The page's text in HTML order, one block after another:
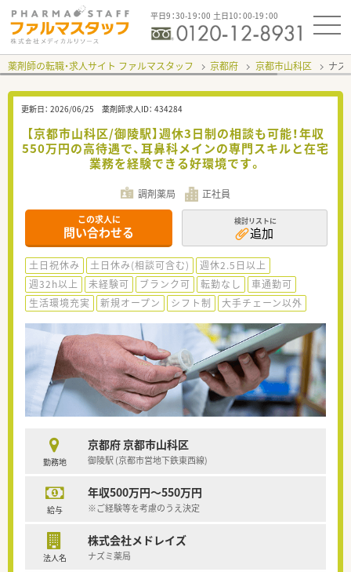
平日9：30-19：00 土日10：00-19：00
薬剤師の転職・求人サイト ファルマスタッフ 京都府 京都市山科区 ナズ
更新日： 2026/06/25 薬剤師求人ID： 434284
【京都市山科区/御陵駅】週休3日制の相談も可能！年収
550万円の高待遇で、耳鼻科メインの専門スキルと在宅
業務を経験できる好環境です。
調剤薬局 正社員
この求人に
問い合わせる
検討リストに
追加
土日祝休み 土日休み(相談可含む)
週休2.5日以上
週32h以上
未経験可 ブランク可 転勤なし
車通勤可
生活環境充実
新規オープン シフト制 大手チェーン以外
勤務地
京都府 京都市山科区
御陵駅 (京都市営地下鉄東西線)
給与
年収500万円～550万円
※ご経験等を考慮のうえ決定
法人名
株式会社メドレイズ
ナズミ薬局